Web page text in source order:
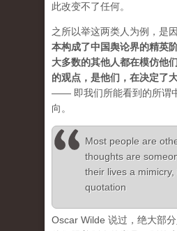
此改变不了任何。
之所以举这两类人为例，是
本构成了中国舆论界的精英
大多数的其他人都在模仿他
的观点，是他们，在决定了
—— 即我们所能看到的所谓
向。
Most people are
thoughts are
their lives a
quotation
Oscar Wilde 说过，绝大部分